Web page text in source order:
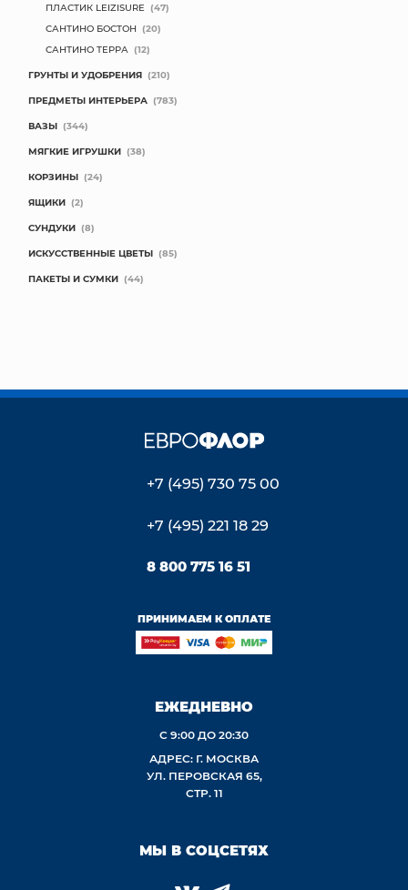
ПЛАСТИК LEIZISURE (47)
САНТИНО БОСТОН (20)
САНТИНО ТЕРРА (12)
ГРУНТЫ И УДОБРЕНИЯ (210)
ПРЕДМЕТЫ ИНТЕРЬЕРА (783)
ВАЗЫ (344)
МЯГКИЕ ИГРУШКИ (38)
КОРЗИНЫ (24)
ЯЩИКИ (2)
СУНДУКИ (8)
ИСКУССТВЕННЫЕ ЦВЕТЫ (85)
ПАКЕТЫ И СУМКИ (44)
+7 (495) 730 75 00
+7 (495) 221 18 29
8 800 775 16 51
ПРИНИМАЕМ К ОПЛАТЕ
ЕЖЕДНЕВНО
С 9:00 ДО 20:30
АДРЕС: Г. МОСКВА
УЛ. ПЕРОВСКАЯ 65,
СТР. 11
МЫ В СОЦСЕТЯХ